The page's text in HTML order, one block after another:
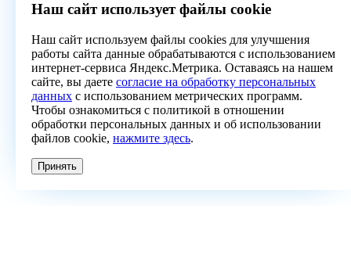
Наш сайт использует файлы cookie
Наш сайт используем файлы cookies для улучшения
работы сайта данные обрабатываются с использованием
интернет-сервиса Яндекс.Метрика. Оставаясь на нашем
сайте, вы даете согласие на обработку персональных
данных с использованием метрических программ.
Чтобы ознакомиться с политикой в отношении
обработки персональных данных и об использовании
файлов cookie, нажмите здесь.
Принять